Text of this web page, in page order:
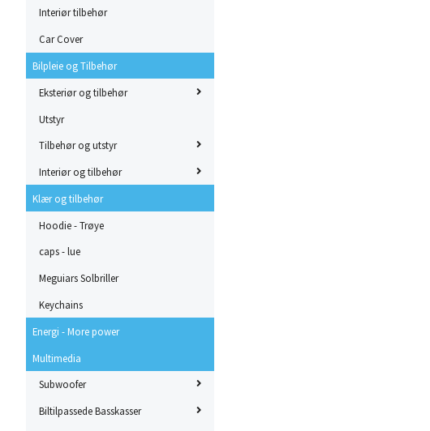
Interiør tilbehør
Car Cover
Bilpleie og Tilbehør
Eksteriør og tilbehør
Utstyr
Tilbehør og utstyr
Interiør og tilbehør
Klær og tilbehør
Hoodie - Trøye
caps - lue
Meguiars Solbriller
Keychains
Energi - More power
Multimedia
Subwoofer
Biltilpassede Basskasser